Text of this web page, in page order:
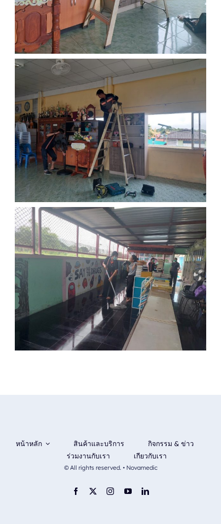
หน้าหลัก สินค้าและบริการ
กิจกรรม & ข่าว
ร่วมงานกับเรา
เกียวกับเรา
© All rights reserved. • Novamedic